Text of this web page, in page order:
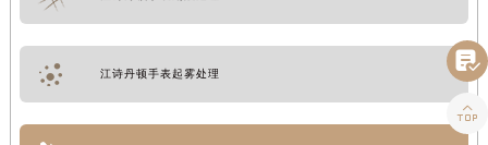
江诗丹顿手表起雾处理

